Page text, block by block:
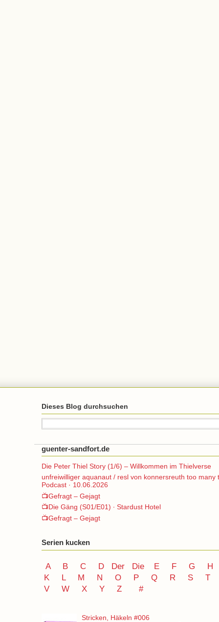
Dieses Blog durchsuchen
guenter-sandfort.de
Die Peter Thiel Story (1/6) – Willkommen im Thielverse
unfreiwilliger aquanaut / resl von konnersreuth too many
Podcast · 10.06.2026
📺Gefragt – Gejagt
📺Die Gäng (S01/E01) ∙ Stardust Hotel
📺Gefragt – Gejagt
Serien kucken
A B C D Der Die E F G
H
K
L M N O P Q R S
T
V
W X Y Z #
Stricken, Häkeln #006